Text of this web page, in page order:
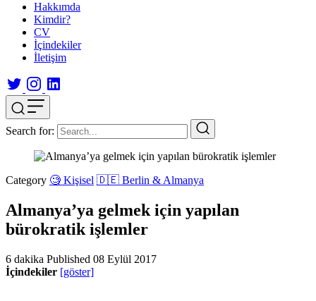
Hakkımda
Kimdir?
CV
İçindekiler
İletişim
Search for:
Category 🧐 Kişisel 🇩🇪 Berlin & Almanya
Almanya’ya gelmek için yapılan
bürokratik işlemler
6 dakika Published 08 Eylül 2017
İçindekiler [göster]